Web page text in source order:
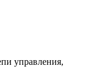
управления,